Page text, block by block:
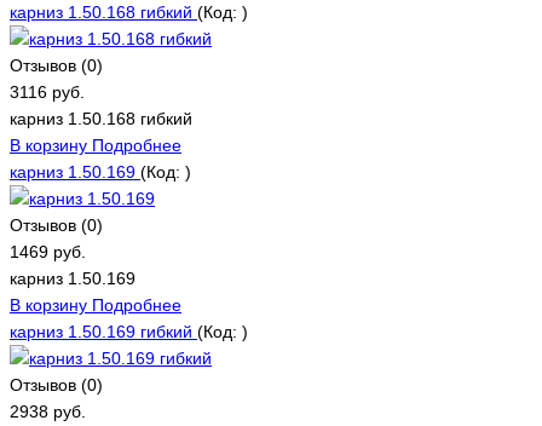
карниз 1.50.168 гибкий (Код: )
Отзывов (0)
3116 руб.
карниз 1.50.168 гибкий
В корзину Подробнее
карниз 1.50.169 (Код: )
Отзывов (0)
1469 руб.
карниз 1.50.169
В корзину Подробнее
карниз 1.50.169 гибкий (Код: )
Отзывов (0)
2938 руб.